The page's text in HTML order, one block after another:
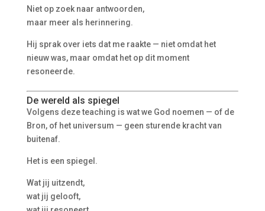
Niet op zoek naar antwoorden,
maar meer als herinnering.
Hij sprak over iets dat me raakte — niet omdat het
nieuw was, maar omdat het op dit moment
resoneerde.
De wereld als spiegel
Volgens deze teaching is wat we God noemen — of de
Bron, of het universum — geen sturende kracht van
buitenaf.
Het is een spiegel.
Wat jij uitzendt,
wat jij gelooft,